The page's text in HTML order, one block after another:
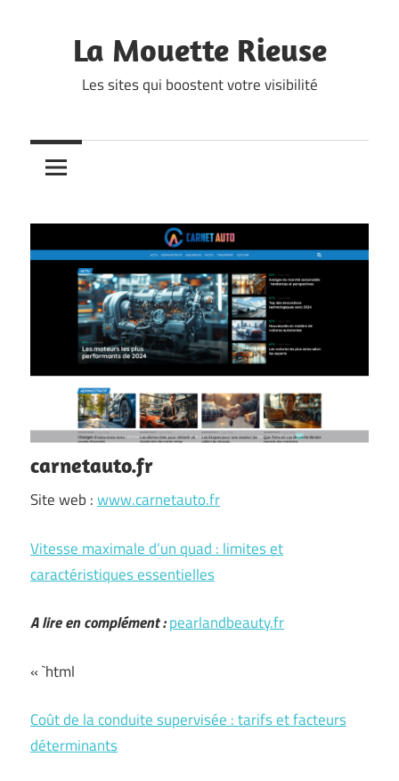
contentLa Mouette Rieuse
Les sites qui boostent votre visibilité
carnetauto.fr
Site web :www.carnetauto.fr
Vitesse maximale d’un quad : limites et
caractéristiques essentielles
A lire en complément :pearlandbeauty.fr
« `html
Coût de la conduite supervisée : tarifs et facteurs
déterminants